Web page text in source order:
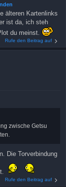
älteren Kartenlinks
ist da, ich steh
du meinst.
Rufe den Beitrag auf
zwische Getsu
Die Torverbindung
Rufe den Beitrag auf